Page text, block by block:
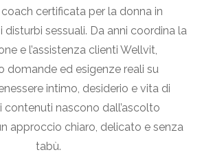
certificata per la donna in
disturbi sessuali. Da anni coordina la
e l’assistenza clienti Wellvit,
domande ed esigenze reali su
intimo, desiderio e vita di
contenuti nascono dall’ascolto
approccio chiaro, delicato e senza
tabù.